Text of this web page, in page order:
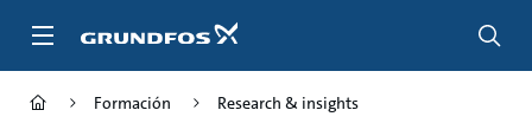
Formación Research & insights